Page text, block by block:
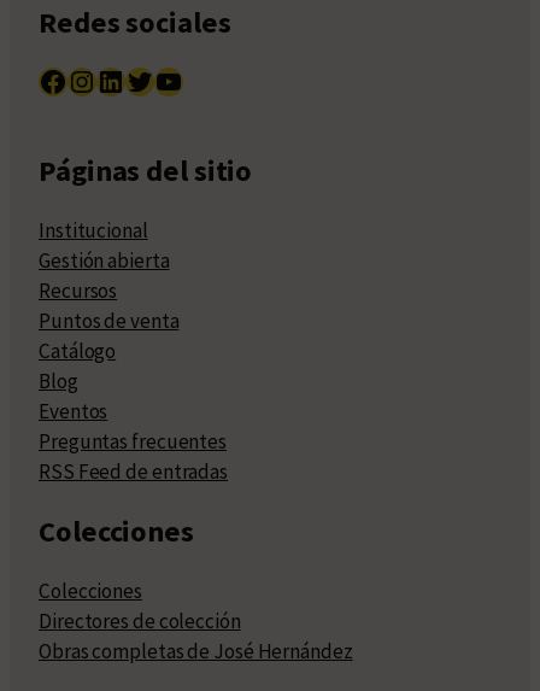
Redes sociales
Facebook InstagramLinkedIn Twitter YouTube
Páginas del sitio
Institucional
Gestión abierta
Recursos
Puntos de venta
Catálogo
Blog
Eventos
Preguntas frecuentes
RSS Feed de entradas
Colecciones
Colecciones
Directores de colección
Obras completas de José Hernández